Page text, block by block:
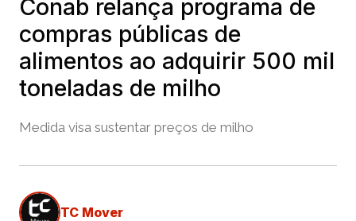
Conab relança programa de
compras públicas de
alimentos ao adquirir 500 mil
toneladas de milho
Medida visa sustentar preços de milho
TC Mover